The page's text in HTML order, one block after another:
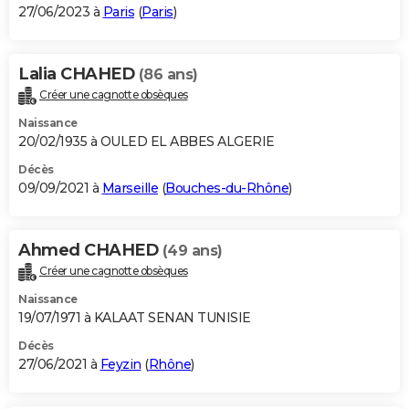
27/06/2023 à Paris (Paris)
Lalia CHAHED (86 ans)
Créer une cagnotte obsèques
Naissance
20/02/1935 à OULED EL ABBES ALGERIE
Décès
09/09/2021 à Marseille (Bouches-du-Rhône)
Ahmed CHAHED (49 ans)
Créer une cagnotte obsèques
Naissance
19/07/1971 à KALAAT SENAN TUNISIE
Décès
27/06/2021 à Feyzin (Rhône)